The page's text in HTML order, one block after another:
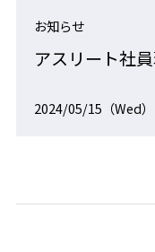
お知らせ
アスリート社
2024/05/15（Wed）